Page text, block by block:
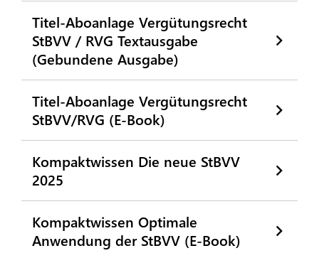
Titel-Aboanlage Vergütungsrecht
StBVV / RVG Textausgabe
(Gebundene Ausgabe)
Titel-Aboanlage Vergütungsrecht
StBVV/RVG (E-Book)
Kompaktwissen Die neue StBVV
2025
Kompaktwissen Optimale
Anwendung der StBVV (E-Book)